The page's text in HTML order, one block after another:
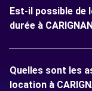
Est-il possible de
durée à
Quelles sont les
location à